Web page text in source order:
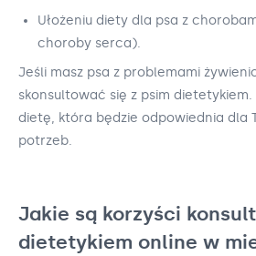
Ułożeniu diety dla psa z
choroby serca).
Jeśli masz psa z problemami
skonsultować się z psim dietetykiem.
dietę, która będzie odpowiednia dla
potrzeb.
Jakie są korzyści
dietetykiem online w